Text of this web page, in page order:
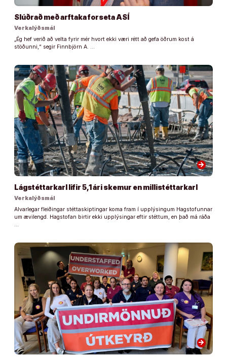
Slúðrað með arftaka forseta ASÍ
Verkalýðsmál
„Ég hef verið að velta fyrir mér hvort ekki væri rétt að gefa öðrum kost á
stöðunni,“ segir Finnbjörn A. …
arrow_forward
Lágstéttarkarl lifir 5,1 ári skemur en millistéttarkarl
Verkalýðsmál
Alvarlegar fleiðingar stéttaskiptingar koma fram í upplýsingum Hagstofunnar
um ævilengd. Hagstofan birtir ekki upplýsingar eftir stéttum, en það má ráða
…
arrow_forward